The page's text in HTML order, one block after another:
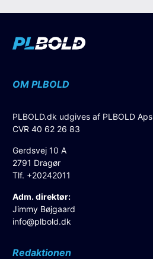
OM PLBOLD
PLBOLD.dk udgives af PLBOLD Aps
CVR 40 62 26 83
Gerdsvej 10 A
2791 Dragør
Tlf. +20242011
Adm. direktør:
Jimmy Bøjgaard
info@plbold.dk
Redaktionen